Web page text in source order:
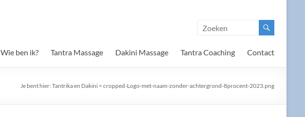
Wie ben ik? Tantra Massage Dakini Massage Tantra Coaching Contact
Je bent hier: Tantrika en Dakini > cropped-Logo-met-naam-zonder-achtergrond-8procent-2023.png